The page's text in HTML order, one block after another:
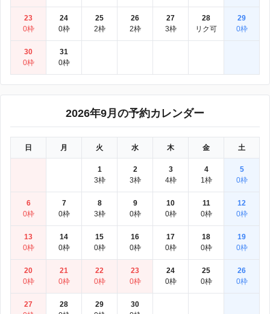
23
0枠
24
0枠
25
2枠
26
2枠
27
3枠
28
リク可
29
0枠
30
0枠
31
0枠
2026年9月の予約カレンダー
日 月 火 水 木 金 土
1
3枠
2
3枠
3
4枠
4
1枠
5
0枠
6
0枠
7
0枠
8
3枠
9
0枠
10
0枠
11
0枠
12
0枠
13
0枠
14
0枠
15
0枠
16
0枠
17
0枠
18
0枠
19
0枠
20
0枠
21
0枠
22
0枠
23
0枠
24
0枠
25
0枠
26
0枠
27
28
29
30